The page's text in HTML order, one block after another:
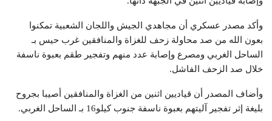
وأكد مصدر عسكري أن مجاهدي الجيش واللجان الشعبية تمكنوا
بعون الله من صد محاولة زحف للغزاة والمنافقين غرب حيس بـ
الساحل الغربي ومصرع وإصابة عدد منهم وتفجير طقم بعبوة ناسفة
خلال صد الزحف الفاشل.
وأضاف المصدر أن قياديين اثنين من الغزاة والمنافقين أصيبا بجروح
بليغة إثر تفجير آليتهم بعبوة ناسفة جنوب كيلو16 بـ الساحل الغربي.